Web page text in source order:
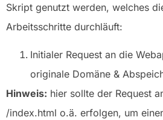
Skript genutzt werden, welches
Arbeitsschritte durchläuft:
Initialer Request an die
originale Domäne &
Hinweis: hier sollte der Request
/index.html o.ä. erfolgen, um